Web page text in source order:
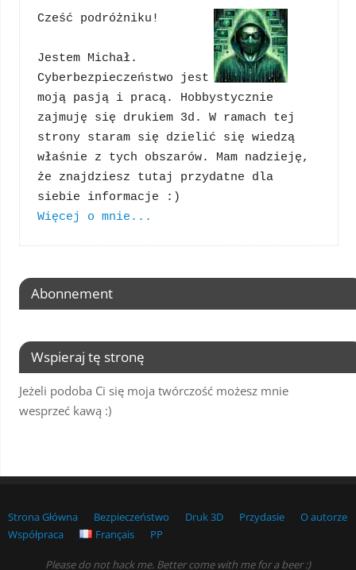
Cześć podróżniku!
Jestem Michał.
Cyberbezpieczeństwo jest
moją pasją i pracą. Hobbystycznie
zajmuję się drukiem 3d. W ramach tej
strony staram się dzielić się wiedzą
właśnie z tych obszarów. Mam nadzieję,
że znajdziesz tutaj przydatne dla
Więcej o mnie...
Abonnement
Wspieraj tę stronę
Jeżeli podoba Ci się moja twórczość możesz mnie
wesprzeć kawą :)
Strona Główna Bezpieczeństwo Druk 3D Przydasie
O autorze
Współpraca
Français PP
Please do not hack me. Better come with me for a beer :)